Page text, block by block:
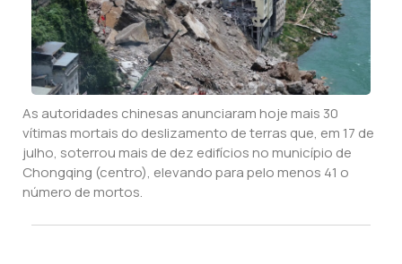
As autoridades chinesas anunciaram hoje mais 30
vítimas mortais do deslizamento de terras que, em 17 de
julho, soterrou mais de dez edifícios no município de
Chongqing (centro), elevando para pelo menos 41 o
número de mortos.